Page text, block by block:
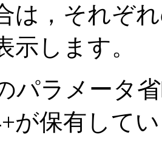
は，それぞ
示します。
パラメータ
が保有して